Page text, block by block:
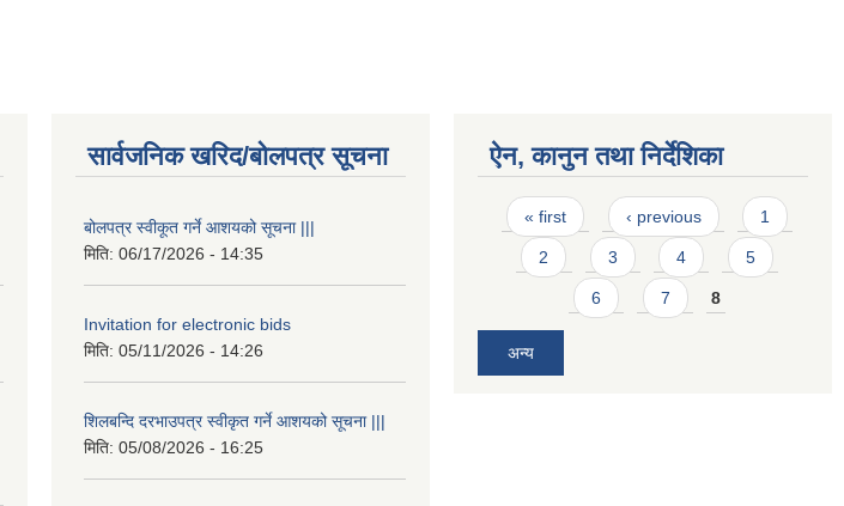
सार्वजनिक खरिद/बोलपत्र सूचना
बोलपत्र स्वीकूत गर्ने आशयको सूचना |||
मिति: 06/17/2026 - 14:35
Invitation for electronic bids
मिति: 05/11/2026 - 14:26
शिलबन्दि दरभाउपत्र स्वीकृत गर्ने आशयको सूचना |||
मिति: 05/08/2026 - 16:25
ऐन, कानुन तथा निर्देशिका
Pages
« first ‹ previous 1
2 3 4 5
6 7 8
अन्य